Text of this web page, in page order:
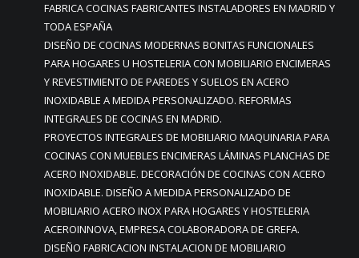
FABRICA COCINAS FABRICANTES INSTALADORES EN MADRID Y
TODA ESPAÑA
DISEÑO DE COCINAS MODERNAS BONITAS FUNCIONALES
PARA HOGARES U HOSTELERIA CON MOBILIARIO ENCIMERAS
Y REVESTIMIENTO DE PAREDES Y SUELOS EN ACERO
INOXIDABLE A MEDIDA PERSONALIZADO. REFORMAS
INTEGRALES DE COCINAS EN MADRID.
PROYECTOS INTEGRALES DE MOBILIARIO MAQUINARIA PARA
COCINAS CON MUEBLES ENCIMERAS LÁMINAS PLANCHAS DE
ACERO INOXIDABLE. DECORACIÓN DE COCINAS CON ACERO
INOXIDABLE. DISEÑO A MEDIDA PERSONALIZADO DE
MOBILIARIO ACERO INOX PARA HOGARES Y HOSTELERIA
ACEROINNOVA, EMPRESA COLABORADORA DE GREFA.
DISEÑO FABRICACION INSTALACION DE MOBILIARIO